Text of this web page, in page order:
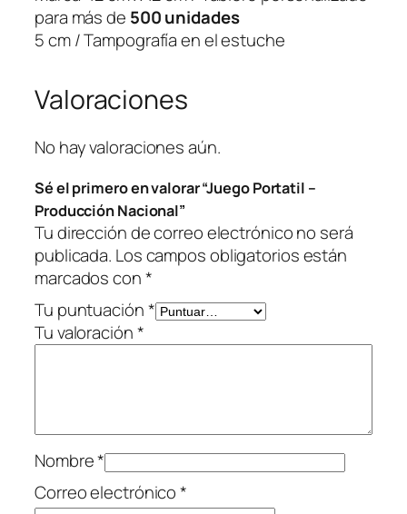
c
c
n
a
i
o
n
a
l
c
a
n
a
d
para más de 500 unidades
5 cm / Tampografía en el estuche
Valoraciones
No hay valoraciones aún.
Sé el primero en valorar “Juego Portatil –
Producción Nacional”
Tu dirección de correo electrónico no será
publicada. Los campos obligatorios están
marcados con*
Tu puntuación*
Tu valoración*
Nombre*
Correo electrónico*